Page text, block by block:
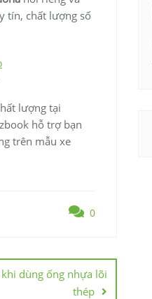
tín, chất lượng số
lượng tại
hỗ trợ bạn
trên mẫu xe
0
dùng ống nhựa lõi
thép